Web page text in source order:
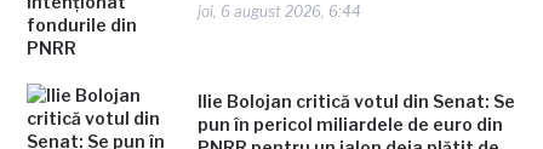
joi, 6 august 2026, 6:44
Ilie Bolojan critică votul din Senat: Se
pun în pericol miliardele de euro din